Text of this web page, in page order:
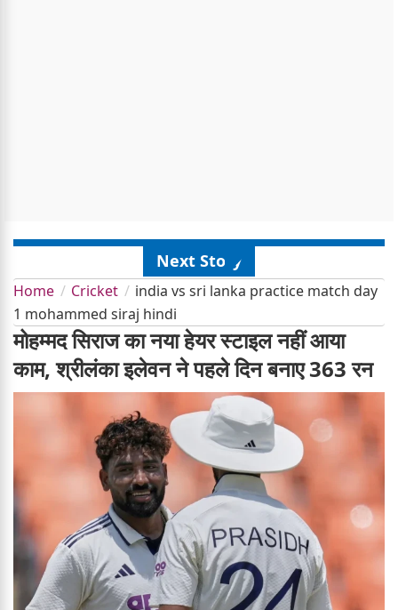
Next Story
Home Cricket
india vs sri lanka practice match day
1 mohammed siraj hindi
मोहम्मद सिराज का नया हेयर स्टाइल नहीं आया
काम, श्रीलंका इलेवन ने पहले दिन बनाए 363 रन